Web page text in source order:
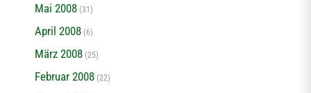
Mai 2008 (31)
April 2008 (6)
März 2008 (25)
Februar 2008 (22)